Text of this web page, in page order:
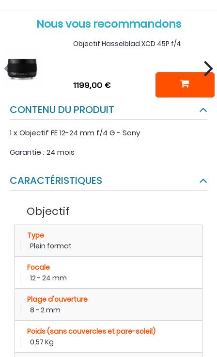
Nous vous recommandons
Objectif Hasselblad XCD 45P f/4
1199,00 €
CONTENU DU PRODUIT
1 x Objectif FE 12-24 mm f/4 G - Sony
Garantie : 24 mois
CARACTÉRISTIQUES
Objectif
Type
Plein format
Focale
12 - 24 mm
Plage d'ouverture
8 - 2 mm
Poids (sans couvercles et pare-soleil)
0,57 Kg